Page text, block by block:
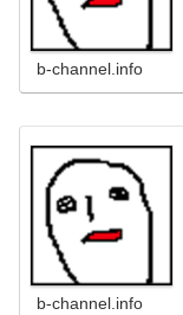
b-channel.info
b-channel.info